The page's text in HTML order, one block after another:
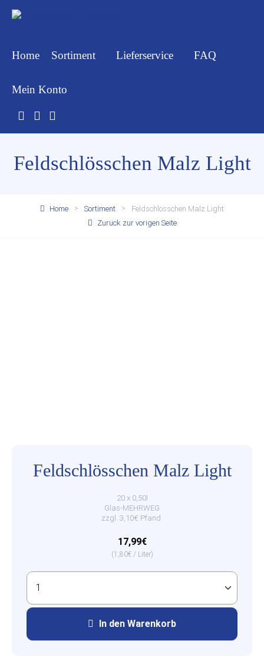
Home Sortiment Lieferservice FAQ
Mein Konto
Feldschlösschen Malz Light
Home Sortiment
Feldschlösschen Malz Light
Zurück zur vorigen Seite
Feldschlösschen Malz Light
20 x 0,50l
Glas-MEHRWEG
zzgl. 3,10€ Pfand
17,99€
(1,80€ / Liter)
In den Warenkorb